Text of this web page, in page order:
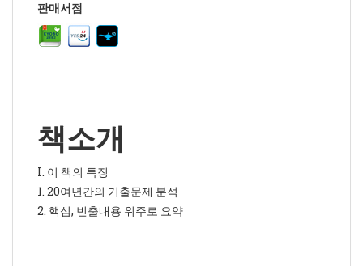
판매서점
책소개
I. 이 책의 특징
1. 20여년간의 기출문제 분석
2. 핵심, 빈출내용 위주로 요약